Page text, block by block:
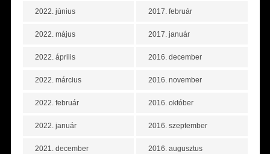
2022. június
2022. május
2022. április
2022. március
2022. február
2022. január
2021. december
2017. február
2017. január
2016. december
2016. november
2016. október
2016. szeptember
2016. augusztus